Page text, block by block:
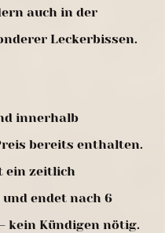
auch in der
Leckerbissen.
innerhalb
bereits enthalten.
ein zeitlich
endet nach 6
kein Kündigen nötig.